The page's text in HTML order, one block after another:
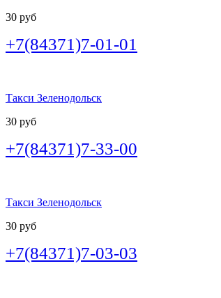
30 руб
+7(84371)7-01-01
Такси Зеленодольск
30 руб
+7(84371)7-33-00
Такси Зеленодольск
30 руб
+7(84371)7-03-03